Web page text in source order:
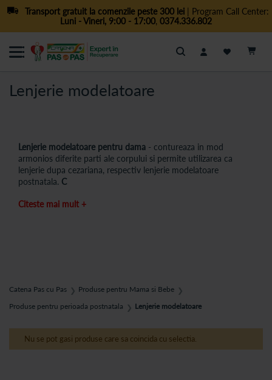
Transport gratuit la comenzile peste 300 lei| Program Call Center:
Luni - Vineri, 9:00 - 17:00, 0374.336.802
Cautare
Lenjerie modelatoare
Lenjerie modelatoare pentru dama - contureaza in mod
armonios diferite parti ale corpului si permite utilizarea ca
lenjerie dupa cezariana, respectiv lenjerie modelatoare
postnatala. C
hiloti modelatori, pantaloni scurti modelatori cu burtiera
indiferent de piesa aleasa, acest tip de lenjerie pentru
imediat ce ai imbracat-o, efectul fiind imediat.
Lenjeria pentru modelarea siluetei, prin compresie, camufleaza
Citeste mai mult +
Catena Pas cu Pas ❯ Produse pentru Mama si Bebe ❯
Produse pentru perioada postnatala ❯ Lenjerie modelatoare
Nu se pot gasi produse care sa coincida cu selectia.